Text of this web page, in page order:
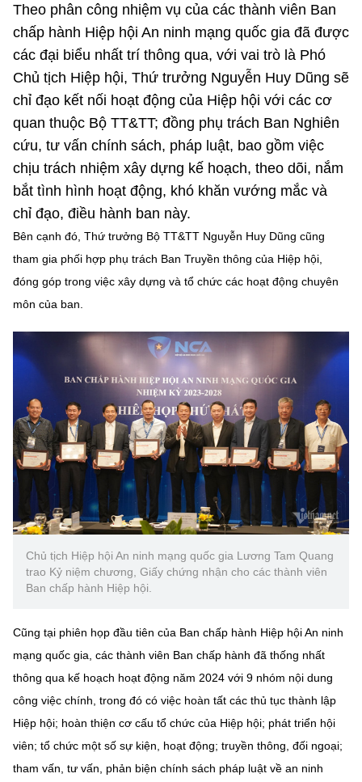
BỘ KHOA HỌC VÀ CÔNG NGHỆ
MINISTRY OF SCIENCE AND TECHNOLOGY
Điều khoản sử dụng Theo dõi MST: Góp ý
Cơ quan chủ quản: Bộ Khoa học và Công nghệ (MST)
Chịu trách nhiệm nội dung: Nguyễn Thị Hải Hằng
Giám đốc Trung tâm Truyền thông Khoa học và Công nghệ.
Liên hệ
Địa chỉ: Ban Biên tập Cổng TTĐT - 18 Nguyễn Du, TP. Hà Nội
Điện thoại: 024 3936 9506
Email:stc@mst.gov.vn
©2026 Bản quyền thuộc Bộ Khoa Học và Công Nghệ
(Ghi rõ nguồn "https://mst.gov.vn" khi phát hành lại thông tin từ
Theo phân công nhiệm vụ của các thành viên Ban
chấp hành Hiệp hội An ninh mạng quốc gia đã được
các đại biểu nhất trí thông qua, với vai trò là Phó
Chủ tịch Hiệp hội, Thứ trưởng Nguyễn Huy Dũng sẽ
chỉ đạo kết nối hoạt động của Hiệp hội với các cơ
quan thuộc Bộ TT&TT; đồng phụ trách Ban Nghiên
cứu, tư vấn chính sách, pháp luật, bao gồm việc
chịu trách nhiệm xây dựng kế hoạch, theo dõi, nắm
bắt tình hình hoạt động, khó khăn vướng mắc và
chỉ đạo, điều hành ban này.
Bên cạnh đó, Thứ trưởng Bộ TT&TT Nguyễn Huy Dũng cũng
tham gia phối hợp phụ trách Ban Truyền thông của Hiệp hội,
đóng góp trong việc xây dựng và tổ chức các hoạt động chuyên
môn của ban.
Chủ tịch Hiệp hội An ninh mạng quốc gia Lương Tam Quang
trao Kỷ niệm chương, Giấy chứng nhận cho các thành viên
Ban chấp hành Hiệp hội.
Cũng tại phiên họp đầu tiên của Ban chấp hành Hiệp hội An ninh
mạng quốc gia, các thành viên Ban chấp hành đã thống nhất
thông qua kế hoạch hoạt động năm 2024 với 9 nhóm nội dung
công việc chính, trong đó có việc hoàn tất các thủ tục thành lập
Hiệp hội; hoàn thiện cơ cấu tổ chức của Hiệp hội; phát triển hội
viên; tổ chức một số sự kiện, hoạt động; truyền thông, đối ngoại;
tham vấn, tư vấn, phản biện chính sách pháp luật về an ninh